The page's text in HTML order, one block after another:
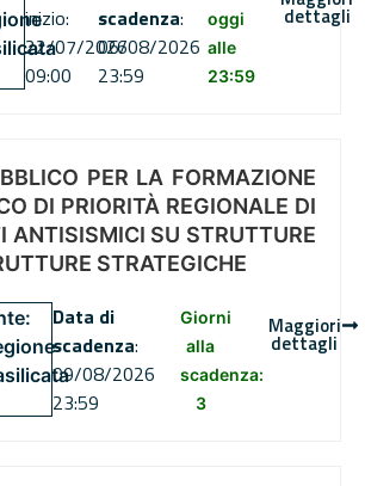
inizio:
22/07/2026
09:00
scadenza:
06/08/2026
23:59
oggi
alle
23:59
dettagli
PER LA FORMAZIONE
DI PRIORITÀ REGIONALE DI
ANTISISMICI SU STRUTTURE
STRATEGICHE
Data di
scadenza:
09/08/2026
23:59
Giorni
alla
scadenza:
3
Maggiori
dettagli